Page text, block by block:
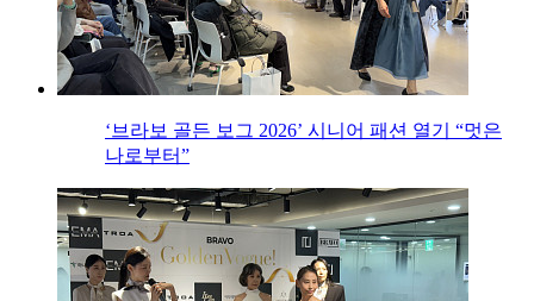
‘브라보 골든 보그 2026’ 시니어 패션 열기 “멋은
나로부터”